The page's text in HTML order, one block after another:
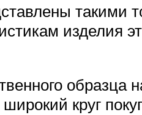
такими
изделия
образца
круг